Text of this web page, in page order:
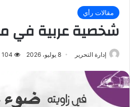
مقالات رأي
شخصية عربية في
إدارة التحرير 8 يوليو، 2026 104